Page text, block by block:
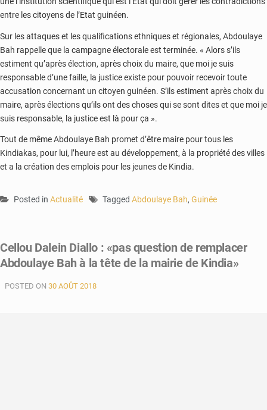
entre les citoyens de l’Etat guinéen.
Sur les attaques et les qualifications ethniques et régionales, Abdoulaye
Bah rappelle que la campagne électorale est terminée. « Alors s’ils
estiment qu’après élection, après choix du maire, que moi je suis
responsable d’une faille, la justice existe pour pouvoir recevoir toute
accusation concernant un citoyen guinéen. S’ils estiment après choix du
maire, après élections qu’ils ont des choses qui se sont dites et que moi je
suis responsable, la justice est là pour ça ».
Tout de même Abdoulaye Bah promet d’être maire pour tous les
Kindiakas, pour lui, l’heure est au développement, à la propriété des villes
et a la création des emplois pour les jeunes de Kindia.
Posted in Actualité Tagged Abdoulaye Bah, Guinée
Cellou Dalein Diallo : «pas question de remplacer
Abdoulaye Bah à la tête de la mairie de Kindia»
POSTED ON 30 AOÛT 2018